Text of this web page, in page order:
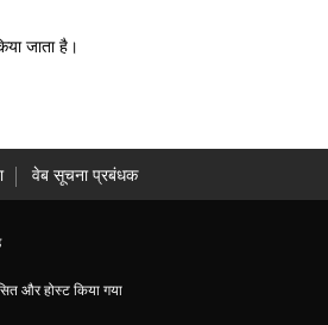
जाता है।
वेब सूचना प्रबंधक
और होस्ट किया गया